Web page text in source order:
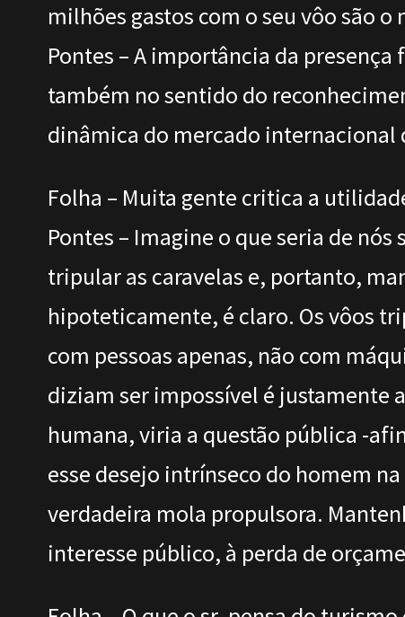
milhões gastos com o seu vôo são
Pontes – A importância da
também no sentido do
dinâmica do mercado internacional
Folha – Muita gente critica a
Pontes – Imagine o que seria de
tripular as caravelas e, portanto,
hipoteticamente, é claro. Os vôos
com pessoas apenas, não com
diziam ser impossível é justamente
humana, viria a questão pública -
esse desejo intrínseco do homem
verdadeira mola propulsora.
interesse público, à perda de